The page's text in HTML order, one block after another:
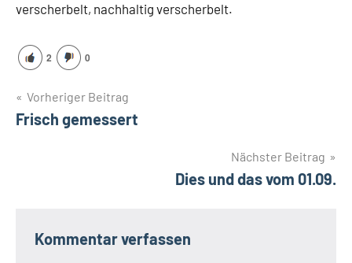
verscherbelt, nachhaltig verscherbelt.
2 0
Beitragsnavigation
Vorheriger Beitrag
Frisch gemessert
Nächster Beitrag
Dies und das vom 01.09.
Kommentar verfassen